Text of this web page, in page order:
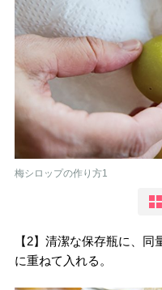
梅シロップの作り方1
【2】清潔な保存瓶に、
に重ねて入れる。